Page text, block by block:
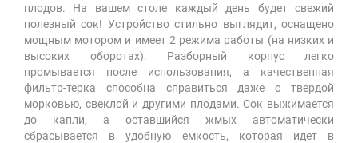
плодов. На вашем столе каждый день будет свежий
полезный сок! Устройство стильно выглядит, оснащено
мощным мотором и имеет 2 режима работы (на низких и
высоких оборотах). Разборный корпус легко
промывается после использования, а качественная
фильтр-терка способна справиться даже с твердой
морковью, свеклой и другими плодами. Сок выжимается
до капли, а оставшийся жмых автоматически
сбрасывается в удобную емкость, которая идет в